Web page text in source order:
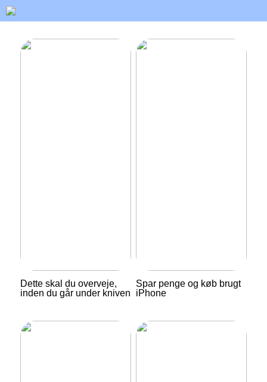
Dette skal du overveje,
inden du går under kniven
Spar penge og køb brugt
iPhone